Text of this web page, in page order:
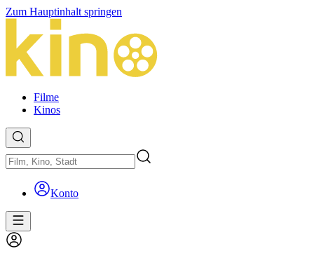
Zum Hauptinhalt springen
Filme
Kinos
Konto